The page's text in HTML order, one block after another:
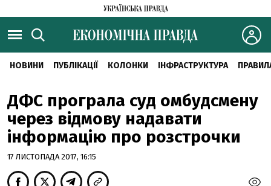
НОВИНИ ПУБЛІКАЦІЇ КОЛОНКИ ІНФРАСТРУКТУРА
ДФС програла суд омбудсмену
через відмову надавати
інформацію про розстрочки
17 ЛИСТОПАДА 2017, 16:15